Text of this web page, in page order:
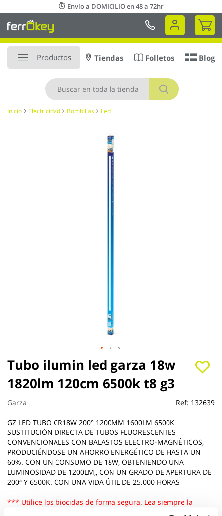
al
contenido
Envío a DOMICILIO en 48 a 72hr
Mi
Productos
Buscar
Tiendas Folletos Blog
Inicio Electricidad Bombillas Led
Tubo ilumin led garza 18w
1820lm 120cm 6500k t8 g3
Garza Ref: 132639
GZ LED TUBO CR18W 200° 1200MM 1600LM 6500K
SUSTITUCIÓN DIRECTA DE TUBOS FLUORESCENTES
CONVENCIONALES CON BALASTOS ELECTRO-MAGNÉTICOS,
PRODUCIÉNDOSE UN AHORRO ENERGÉTICO DE HASTA UN
60%. CON UN CONSUMO DE 18W, OBTENIENDO UNA
LUMINOSIDAD DE 1200LM,, CON UN GRADO DE APERTURA DE
200ª Y 6500K. CON UNA VIDA ÚTIL DE 25.000 HORAS
*** Utilice los biocidas de forma segura. Lea siempre la
Saltar
al
comienzo
de
la
de
imágenes